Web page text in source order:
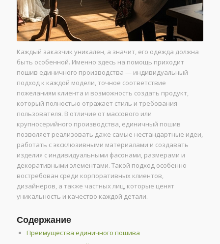
Каждый заказчик уникален, а значит, его одежда должна
быть особенной. Именно здесь на помощь приходит
пошив единичного производства — индивидуальный
подход к каждой модели, точное соответствие
пожеланиям клиента и возможность создать продукт,
который полностью отражает стиль и требования
пользователя. В отличие от массового или
крупносерийного производства, единичный пошив
позволяет реализовать даже самые нестандартные идеи,
работать с эксклюзивными материалами и создавать
изделия с индивидуальными фасонами, размерами и
декоративными элементами. Такой подход особенно
востребован среди корпоративных клиентов,
дизайнеров, а также частных лиц, которые ценят
уникальность и качество каждой детали.
Содержание
Преимущества единичного пошива